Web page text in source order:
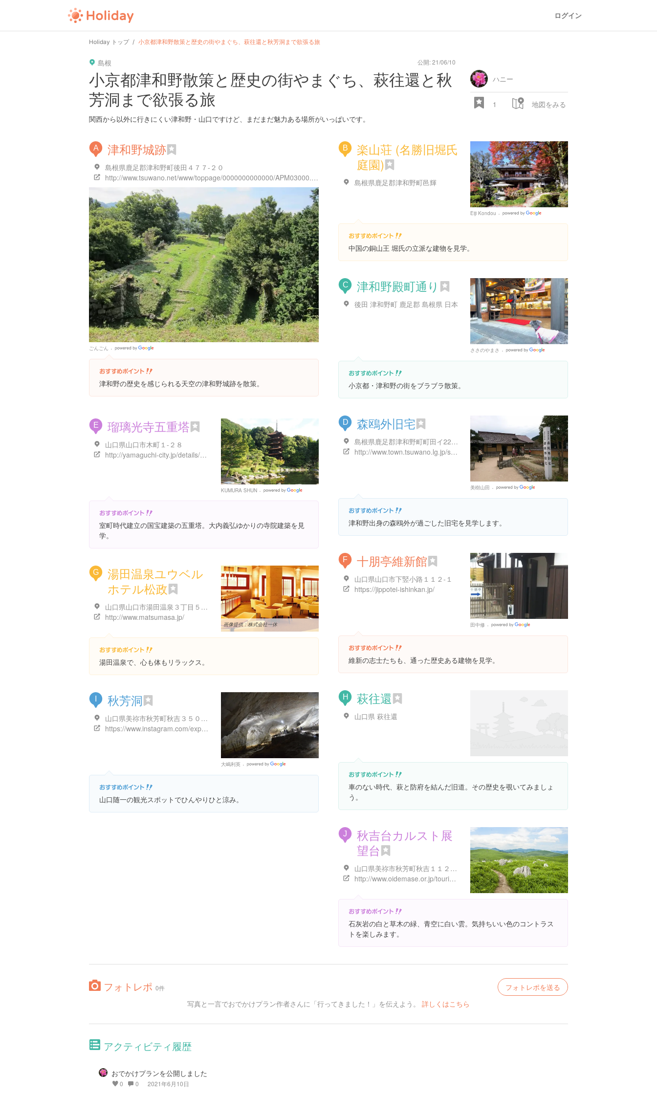
ログイン
Holiday トップ 小京都津和野散策と歴史の街やまぐち、萩往還と秋芳洞まで欲張る旅
島根 公開: 21/06/10
小京都津和野散策と歴史の街やまぐち、萩往還と秋
芳洞まで欲張る旅
関西から以外に行きにくい津和野・山口ですけど、まだまだ魅力ある場所がいっぱいです。
ハニー
1 地図をみる
A 津和野城跡
島根県鹿足郡津和野町後田４７７-２０
http://www.tsuwano.net/www/toppage/0000000000000/APM03000.html
ごんごん
Places
津和野の歴史を感じられる天空の津和野城跡を散策。
B
楽山荘 (名勝旧堀氏
庭園)
島根県鹿足郡津和野町邑輝
Eiji Kondou
Places
中国の銅山王 堀氏の立派な建物を見学。
C 津和野殿町通り
後田 津和野町 鹿足郡 島根県 日本
ささのやまさ
Places
小京都・津和野の街をブラブラ散策。
D 森鴎外旧宅
島根県鹿足郡津和野町町田イ228-3
http://www.town.tsuwano.lg.jp/shisetsu/ougai.html
美樹山田
Places
津和野出身の森鴎外が過ごした旧宅を見学します。
E 瑠璃光寺五重塔
山口県山口市木町１-２８
http://yamaguchi-city.jp/details/aa_ruri_tou.html
KUMURA SHUN
Places
室町時代建立の国宝建築の五重塔。大内義弘ゆかりの寺院建築を見
学。
F 十朋亭維新館
山口県山口市下竪小路１１２-１
https://jippotei-ishinkan.jp/
田中修
Places
維新の志士たちも、通った歴史ある建物を見学。
G
湯田温泉ユウベル
ホテル松政
山口県山口市湯田温泉３丁目５-８
http://www.matsumasa.jp/
画像提供：株式会社一休
湯田温泉で、心も体もリラックス。
H 萩往還
山口県 萩往還
車のない時代、萩と防府を結んだ旧道。その歴史を覗いてみましょ
う。
秋芳洞
山口県美祢市秋芳町秋吉３５０６-２
https://www.instagram.com/explore/locations/1526962
大嶋利英
Places
山口随一の観光スポットでひんやりひと涼み。
J
秋吉台カルスト展
望台
山口県美祢市秋芳町秋吉１１２３７-８６２
http://www.oidemase.or.jp/tourism-information/spots/14553
石灰岩の白と草木の緑、青空に白い雲。気持ちいい色のコントラス
トを楽しみます。
フォトレポ 0件
フォトレポを送る
写真と一言でおでかけプラン作者さんに「行ってきました！」を伝えよう。 詳しくはこちら
アクティビティ履歴
おでかけプランを公開しました
0 0 2021年6月10日